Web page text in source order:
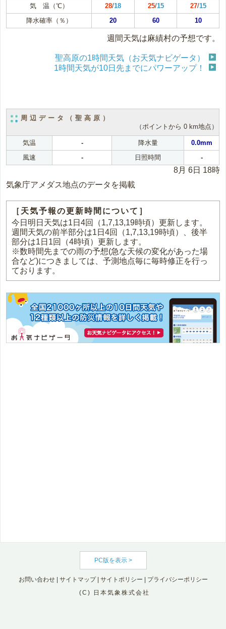
気 温（℃） 28/18 25/15 27/15
降水確率（％）
20 60 10
週間天気は麻績村の予想です。
聖高原の1時間天気（お天気ナビゲータ）
1時間天気が10日先までにパワーアップ！
周辺データ（聖高原）
（ポイントから 0 km地点）
気温 - 降水量
0.0mm
風速
- 日照時間 -
8月 6日 18時
気象庁アメダス地点のデータを掲載
［天気予報の更新時間について］
今日明日天気は1日4回（1,7,13,19時頃）更新します。
週間天気の前半部分は1日4回（1,7,13,19時頃）、後半
部分は1日1回（4時頃）更新します。
※数時間先までの雨の予想(急な天候の変化があった場
合など)につきましては、予測地点毎に毎時修正を行っ
ております。
PC版を表示 >
お問い合わせ| サイトマップ| サイトポリシー
プライバシーポリシー
(C) 日本気象株式会社